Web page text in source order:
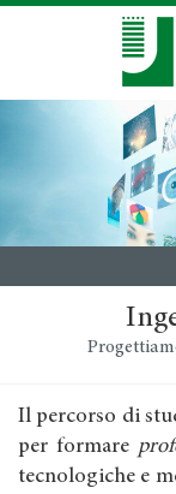
Il percorso di
per formare
tecnologiche e